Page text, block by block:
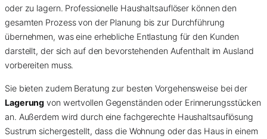
oder zu lagern. Professionelle Haushaltsauflöser können den
gesamten Prozess von der Planung bis zur Durchführung
übernehmen, was eine erhebliche Entlastung für den Kunden
darstellt, der sich auf den bevorstehenden Aufenthalt im Ausland
vorbereiten muss.
Sie bieten zudem Beratung zur besten Vorgehensweise bei der
Lagerung von wertvollen Gegenständen oder Erinnerungsstücken
an. Außerdem wird durch eine fachgerechte Haushaltsauflösung
Sustrum sichergestellt, dass die Wohnung oder das Haus in einem